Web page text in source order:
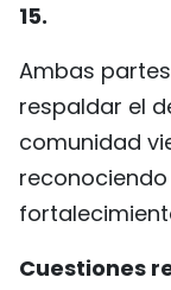
15.
Ambas
respaldar el
comunidad
Cuestiones